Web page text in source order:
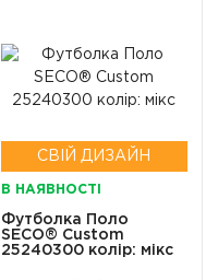
СВІЙ ДИЗАЙН
В НАЯВНОСТІ
Футболка Поло
SECO® Custom
25240300 колір: мікс